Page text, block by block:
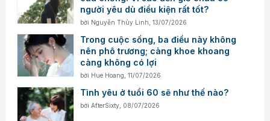
người yêu dù điều kiện rất tốt?
bởi Nguyễn Thùy Linh ,13/07/2026
Trong cuộc sống, ba điều này không
nên phô trương; càng khoe khoang
càng không có lợi
bởi Hue Hoang ,11/07/2026
Tình yêu ở tuổi 60 sẽ như thế nào?
bởiAfterSixty 08/07/2026